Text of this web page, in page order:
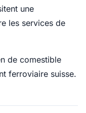
une
les services de
de comestible
ferroviaire suisse.